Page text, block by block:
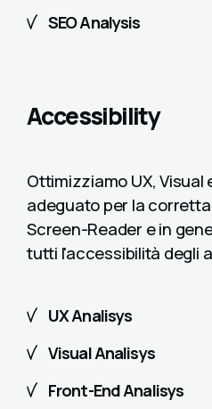
SEO Analysis
Accessibility
Ottimizziamo UX, Visual
adeguato per la
Screen-Reader e in
tutti l'accessibilità degli
UX Analisys
Visual Analisys
Front-End Analisys